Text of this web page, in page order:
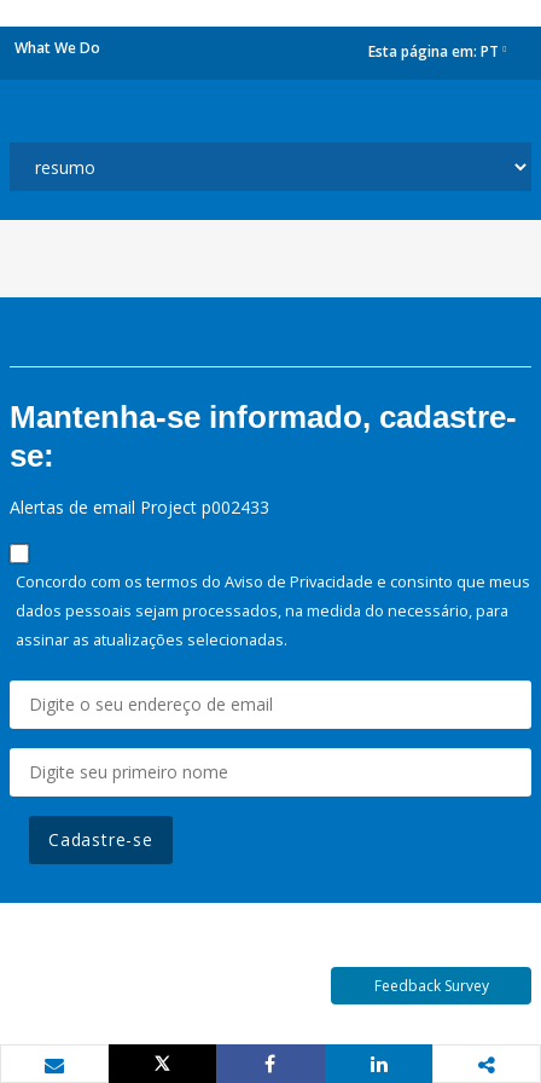
What We Do Esta página em: PT
Mantenha-se informado, cadastre-
se:
Alertas de email Project p002433
Concordo com os termos do Aviso de Privacidade e consinto que meus
dados pessoais sejam processados, na medida do necessário, para
assinar as atualizações selecionadas.
Cadastre-se
Feedback Survey